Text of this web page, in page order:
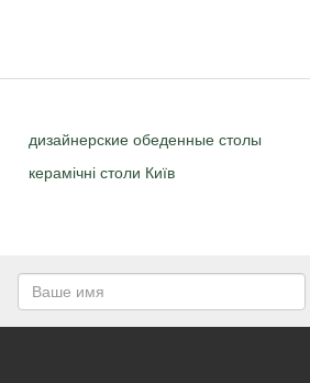
дизайнерские обеденные столы
керамічні столи Київ